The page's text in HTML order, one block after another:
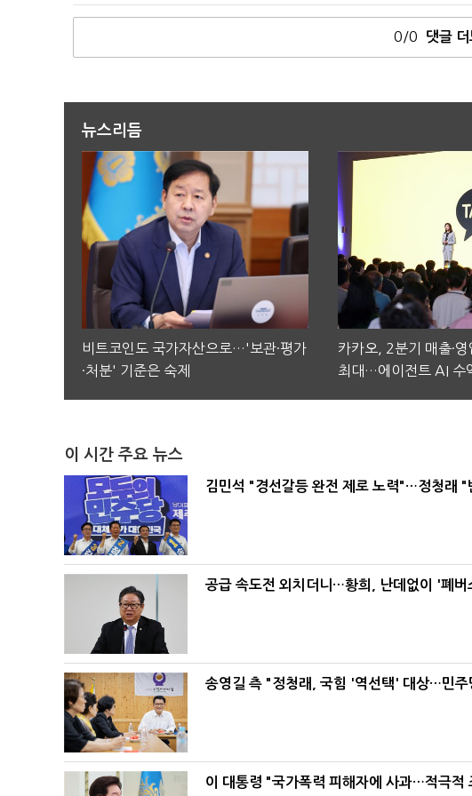
0/0 댓글 더
뉴스리듬
비트코인도 국가자산으로…'보관·평가
·처분' 기준은 숙제
카카오, 2분기 매출·영
최대…에이전트 AI 수
이 시간 주요 뉴스
김민석 "경선갈등 완전 제로 노력"…정청래 "
공급 속도전 외치더니…황희, 난데없이 '폐버
송영길 측 "정청래, 국힘 '역선택' 대상…민주
이 대통령 "국가폭력 피해자에 사과…적극적